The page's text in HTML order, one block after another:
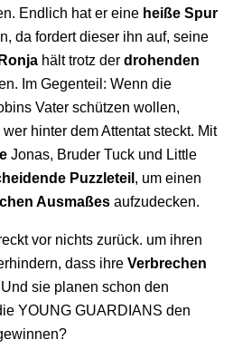
Endlich hat er eine heiße Spur
da fordert dieser ihn auf, seine
Ronja hält trotz der drohenden
Im Gegenteil: Wenn die
Vater schützen wollen,
hinter dem Attentat steckt. Mit
Jonas, Bruder Tuck und Little
Puzzleteil , um einen
Ausmaßes aufzudecken.
vor nichts zurück. um ihren
dass ihre Verbrechen
sie planen schon den
YOUNG GUARDIANS den